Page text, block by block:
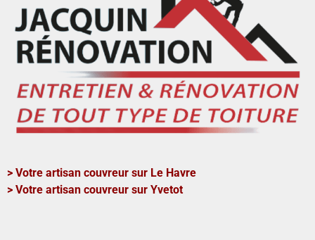
> Votre artisan couvreur sur Le Havre
> Votre artisan couvreur sur Yvetot